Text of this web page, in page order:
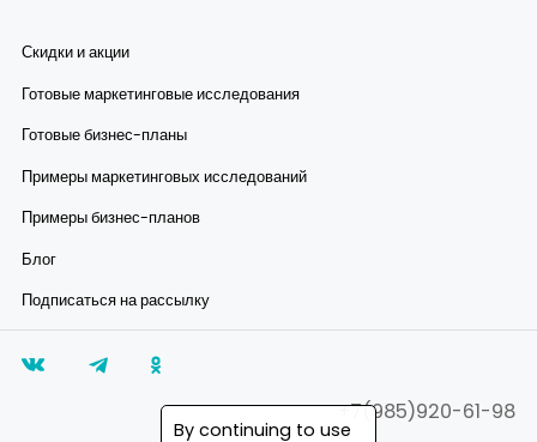
Скидки и акции
Готовые маркетинговые исследования
Готовые бизнес-планы
Примеры маркетинговых исследований
Примеры бизнес-планов
Блог
Подписаться на рассылку
+7(985)920-61-98
By continuing to use